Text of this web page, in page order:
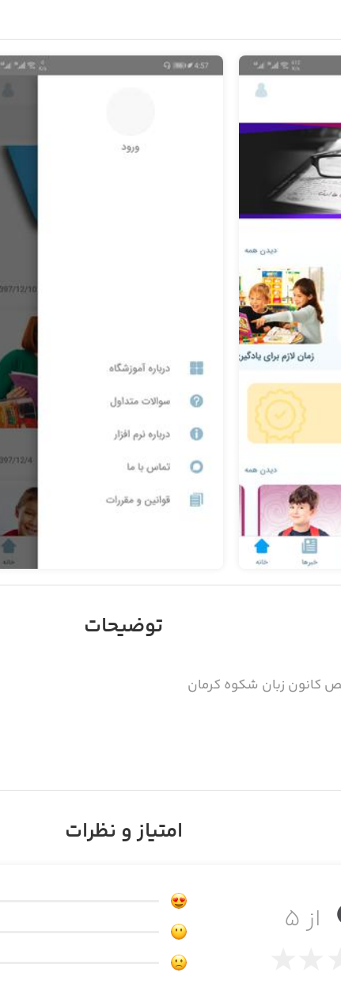
توضیحات
کانون زبان شکوه کرمان
امتیاز و نظرات
از ۵